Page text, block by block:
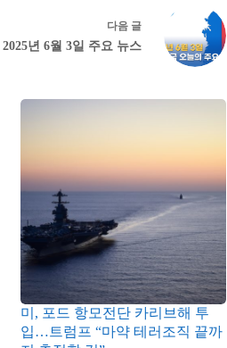
다음 글
2025년 6월 3일 주요 뉴스
미, 포드 항모전단 카리브해 투
입…트럼프 “마약 테러조직 끝까